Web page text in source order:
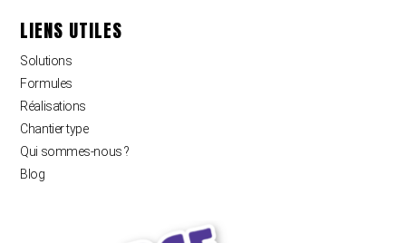
LIENS UTILES
Solutions
Formules
Réalisations
Chantier type
Qui sommes-nous ?
Blog